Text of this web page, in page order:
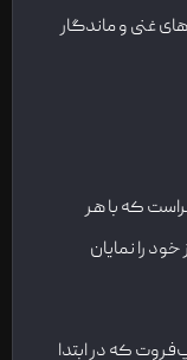
غنی و ماندگار
که با هر
را نمایان
که در ابتدا